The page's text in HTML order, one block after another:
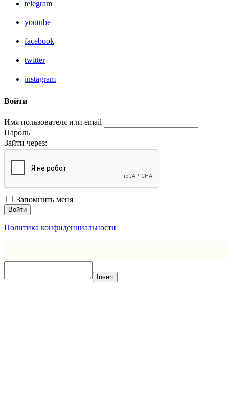
telegram
youtube
facebook
twitter
instagram
Войти
Имя пользователя или email
Пароль
Зайти через:
Запомнить меня
Войти
Политика конфиденциальности
Insert